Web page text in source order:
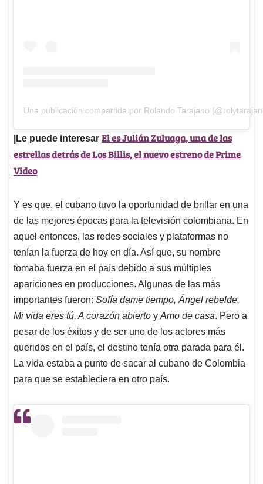
Una publicación compartida por Rolando Tarajano
|Le puede interesar El es Julián Zuluaga, una de las
estrellas detrás de Los Billis, el nuevo estreno de Prime
Video
Y es que, el cubano tuvo la oportunidad de brillar en una
de las mejores épocas para la televisión colombiana. En
aquel entonces, las redes sociales y plataformas no
tenían la fuerza de hoy en día. Así que, su nombre
tomaba fuerza en el país debido a sus múltiples
apariciones en producciones. Algunas de las más
importantes fueron: Sofía dame tiempo, Ángel rebelde,
Mi vida eres tú, A corazón abierto y Amo de casa. Pero a
pesar de los éxitos y de ser uno de los actores más
queridos en el país, el destino tenía otra parada para él.
La vida estaba a punto de sacar al cubano de Colombia
para que se estableciera en otro país.